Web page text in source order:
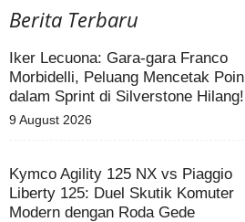
Berita Terbaru
Iker Lecuona: Gara-gara Franco
Morbidelli, Peluang Mencetak Poin
dalam Sprint di Silverstone Hilang!
9 August 2026
Kymco Agility 125 NX vs Piaggio
Liberty 125: Duel Skutik Komuter
Modern dengan Roda Gede